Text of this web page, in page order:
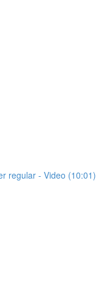
regular - Video (10:01)